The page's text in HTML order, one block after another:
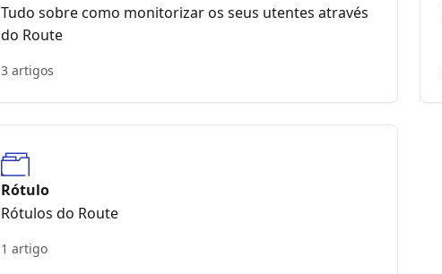
Tudo sobre como monitorizar os seus utentes através
do Route
3 artigos
Rótulo
Rótulos do Route
1 artigo